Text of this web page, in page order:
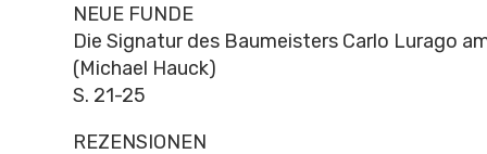
NEUE FUNDE
Die Signatur des Baumeisters Carlo Lurago
(Michael Hauck)
S. 21-25
REZENSIONEN